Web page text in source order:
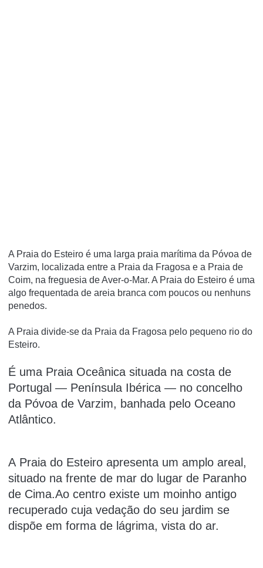
A Praia do Esteiro é uma larga praia marí­tima da Póvoa de
Varzim, localizada entre a Praia da Fragosa e a Praia de
Coim, na freguesia de Aver-o-Mar. A Praia do Esteiro é uma
algo frequentada de areia branca com poucos ou nenhuns
penedos.
A Praia divide-se da Praia da Fragosa pelo pequeno rio do
Esteiro.
É uma Praia Oceânica situada na costa de
Portugal — Península Ibérica — no concelho
da Póvoa de Varzim, banhada pelo Oceano
Atlântico.
A Praia do Esteiro apresenta um amplo areal,
situado na frente de mar do lugar de Paranho
de Cima.Ao centro existe um moinho antigo
recuperado cuja vedação do seu jardim se
dispõe em forma de lágrima, vista do ar.